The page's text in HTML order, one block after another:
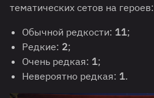
тематических сетов на героев:
Обычной редкости: 11;
Редкие: 2;
Очень редкая: 1;
Невероятно редкая: 1.